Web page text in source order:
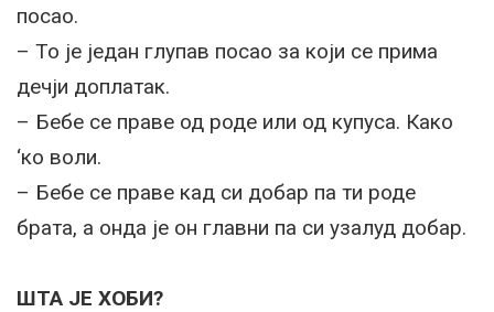
посао.
– То је један глупав посао за који се прима
дечји доплатак.
– Бебе се праве од роде или од купуса. Како
‘ко воли.
– Бебе се праве кад си добар па ти роде
брата, а онда је он главни па си узалуд добар.
ШТА ЈЕ ХОБИ?